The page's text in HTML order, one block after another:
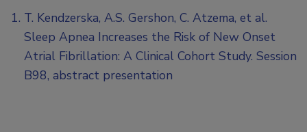
T. Kendzerska, A.S. Gershon, C. Atzema, et al.
Sleep Apnea Increases the Risk of New Onset
Atrial Fibrillation: A Clinical Cohort Study. Session
B98, abstract presentation